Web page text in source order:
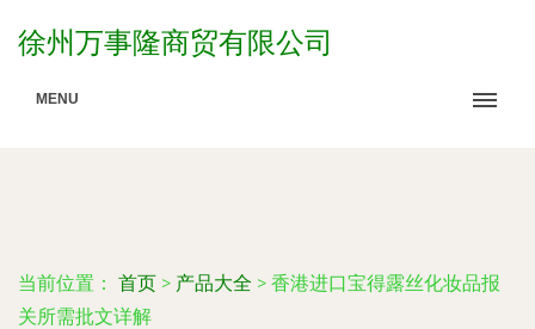
徐州万事隆商贸有限公司
MENU
当前位置： 首页 > 产品大全 > 香港进口宝得露丝化妆品报
关所需批文详解